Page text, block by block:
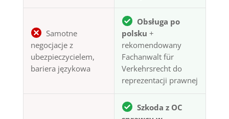
Samotne
negocjacje z
ubezpieczycielem,
bariera językowa
Obsługa po
polsku +
rekomendowany
Fachanwalt für
Verkehrsrecht do
reprezentacji prawnej
Szkoda z OC